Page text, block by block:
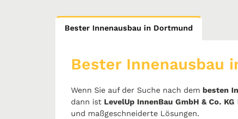
Bester Innenausbau in Dortmund
Bester Innenausbau
Wenn Sie auf der Suche nach dem besten
dann ist LevelUp InnenBau GmbH & Co. KG
und maßgeschneiderte Lösungen.